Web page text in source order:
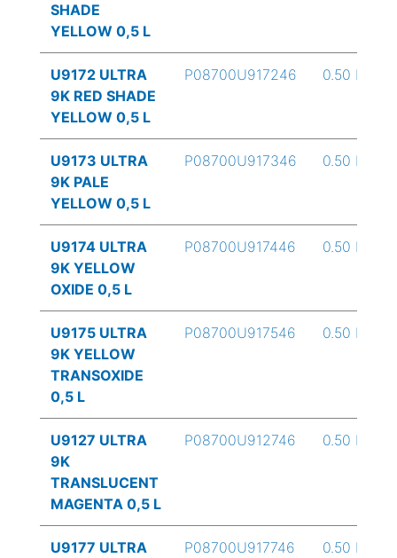
SHADE
YELLOW 0,5 L
U9172 ULTRA
9K RED SHADE
YELLOW 0,5 L
P08700U917246 0.50 L
U9173 ULTRA
9K PALE
YELLOW 0,5 L
P08700U917346 0.50 L
U9174 ULTRA
9K YELLOW
OXIDE 0,5 L
P08700U917446 0.50 L
U9175 ULTRA
9K YELLOW
TRANSOXIDE
0,5 L
P08700U917546 0.50 L
U9127 ULTRA
9K
TRANSLUCENT
MAGENTA 0,5 L
P08700U912746 0.50 L
U9177 ULTRA
P08700U917746 0.50 L